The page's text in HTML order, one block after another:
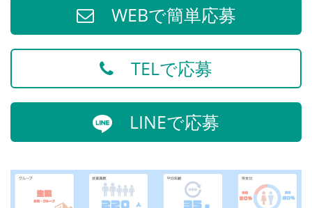
WEBで簡単応募
TELで応募
LINEで応募